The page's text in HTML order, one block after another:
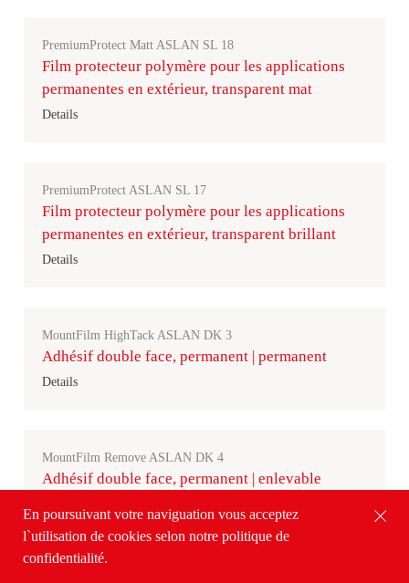
En poursuivant votre naviguation vous acceptez
l`utilisation de cookies selon notre politique de
confidentialité.
PremiumProtect Matt ASLAN SL 18
Film protecteur polymère pour les applications
permanentes en extérieur, transparent mat
Details
PremiumProtect ASLAN SL 17
Film protecteur polymère pour les applications
permanentes en extérieur, transparent brillant
Details
MountFilm HighTack ASLAN DK 3
Adhésif double face, permanent | permanent
Details
MountFilm Remove ASLAN DK 4
Adhésif double face, permanent | enlevable